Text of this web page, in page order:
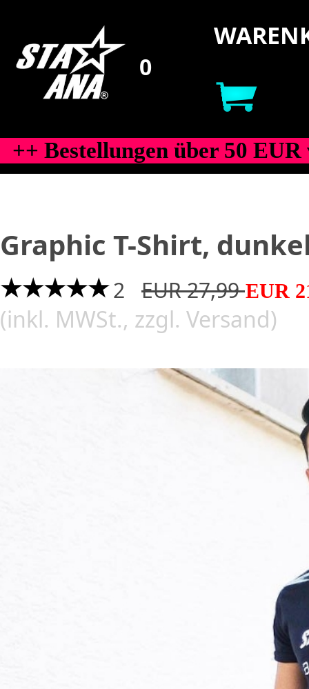
++ Bestellungen über 50
Graphic T-Shirt,
2 EUR 27,99EUR
(inkl. MWSt., zzgl. Versand)